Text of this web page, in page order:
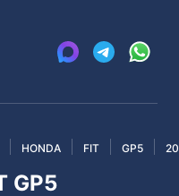
HONDA FIT GP5
GP5